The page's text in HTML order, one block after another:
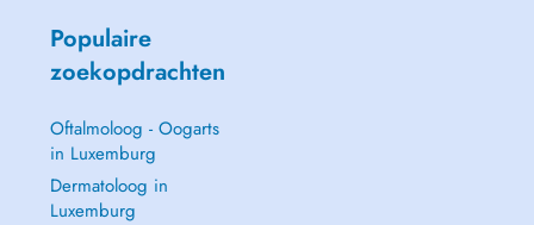
Populaire
zoekopdrachten
Oftalmoloog - Oogarts
in Luxemburg
Dermatoloog in
Luxemburg